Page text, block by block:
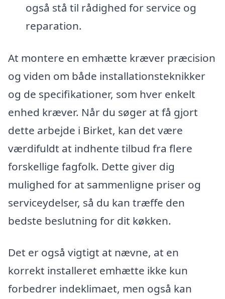
også stå til rådighed for service og
reparation.
At montere en emhætte kræver præcision
og viden om både installationsteknikker
og de specifikationer, som hver enkelt
enhed kræver. Når du søger at få gjort
dette arbejde i Birket, kan det være
værdifuldt at indhente tilbud fra flere
forskellige fagfolk. Dette giver dig
mulighed for at sammenligne priser og
serviceydelser, så du kan træffe den
bedste beslutning for dit køkken.
Det er også vigtigt at nævne, at en
korrekt installeret emhætte ikke kun
forbedrer indeklimaet, men også kan